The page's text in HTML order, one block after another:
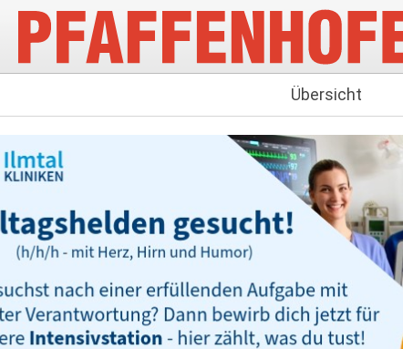
Übersicht